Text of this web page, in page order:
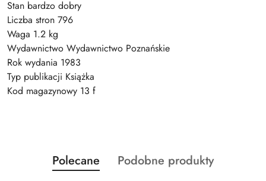
Stan bardzo dobry
Liczba stron 796
Waga 1.2 kg
Wydawnictwo Wydawnictwo Poznańskie
Rok wydania 1983
Typ publikacji Książka
Kod magazynowy 13 f
Pomiń karuzelę produktów
Produkty
o
Polecane
Produkty
Podobne produkty